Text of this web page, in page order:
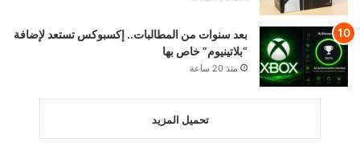
بعد سنوات من المطالبات.. إكسبوكس تستعد لإضافة
“بلاتينيوم” خاص بها
منذ 20 ساعة
تحميل المزيد